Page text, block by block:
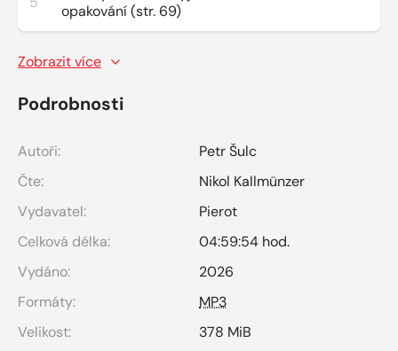
opakování (str. 69)
Zobrazit více
Podrobnosti
Autoři:
Petr Šulc
Čte:
Nikol Kallmünzer
Vydavatel:
Pierot
Celková délka:
04:59:54 hod.
Vydáno:
2026
Formáty:
MP3
Velikost:
378 MiB